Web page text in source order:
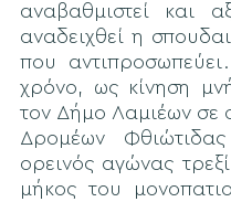
αναβαθμιστεί και
αναδειχθεί η
που
χρόνο, ως κίνηση
τον Δήμο Λαμιέων σε
Δρομέων
ορεινός αγώνας
μήκος του